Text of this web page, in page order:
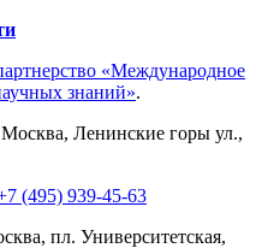
«Международное
знаний».
Москва, Ленинские горы ул.,
(495) 939-45-63
, пл. Университетская,